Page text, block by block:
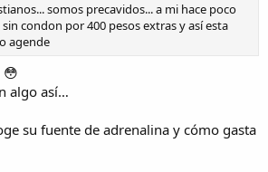
somos precavidos... a mi hace poco
condon por 400 pesos extras y así esta
agende
😳
algo así…
su fuente de adrenalina y cómo gasta